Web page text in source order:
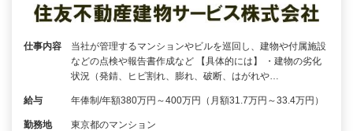
仕事内容
当社が管理するマンションやビルを巡回し、建物や付属施設
などの点検や報告書作成など 【具体的には】 ・建物の劣化
状況（発錆、ヒビ割れ、膨れ、破断、はがれや…
給与 年俸制/年額380万円～400万円（月額31.7万円～33.4万円）
勤務地 東京都のマンション